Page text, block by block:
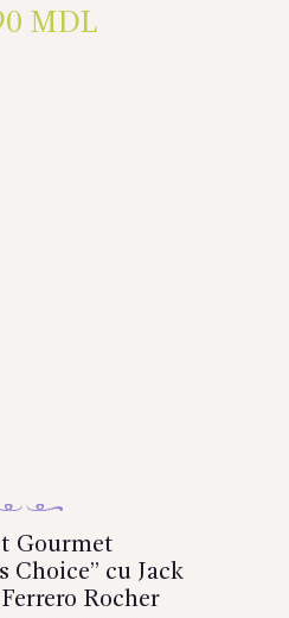
MDL
Gourmet
Choice” cu Jack
Rocher